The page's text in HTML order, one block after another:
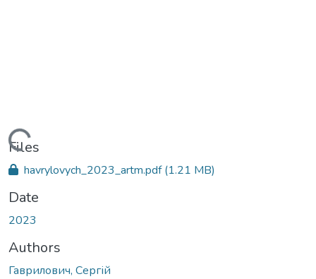
Loading...
Files
havrylovych_2023_artm.pdf(1.21 MB)
Date
2023
Authors
Гаврилович, Сергій